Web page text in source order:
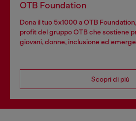
OTB Foundation
Dona il tuo 5x1000 a OTB
profit del gruppo OTB che sostiene
giovani, donne, inclusione ed
Scopri di più